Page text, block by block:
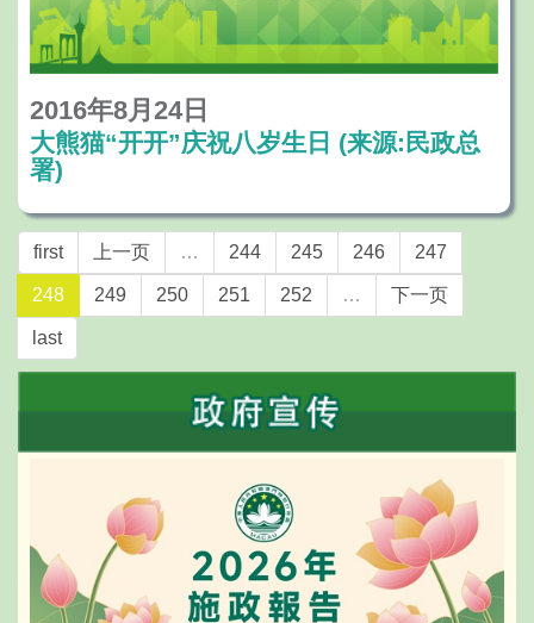
2016年8月24日
大熊猫“开开”庆祝八岁生日 (来源:民政总
署)
first 上一页 … 244 245 246 247
248 249 250 251 252 … 下一页
last